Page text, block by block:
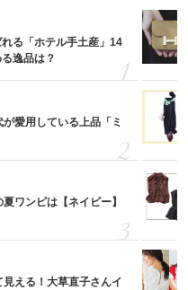
れる「ホテル手土産」14
逸品は？
が愛用している上品「ミ
ワンピは【ネイビー】
える！大草直子さんイ